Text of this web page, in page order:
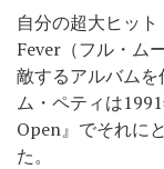
自分の超大ヒッ
Fever（フル・ム
敵するアルバム
ム・ペティは
Open』でそれに
た。